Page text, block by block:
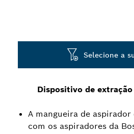
Dispositivo de
A mangueira de
com os aspiradores da
Selecione a